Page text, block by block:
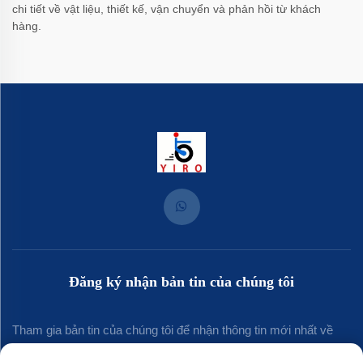
chi tiết về vật liệu, thiết kế, vận chuyển và phản hồi từ khách
hàng.
Đăng ký nhận bản tin của chúng tôi
Tham gia bản tin của chúng tôi để nhận thông tin mới nhất về